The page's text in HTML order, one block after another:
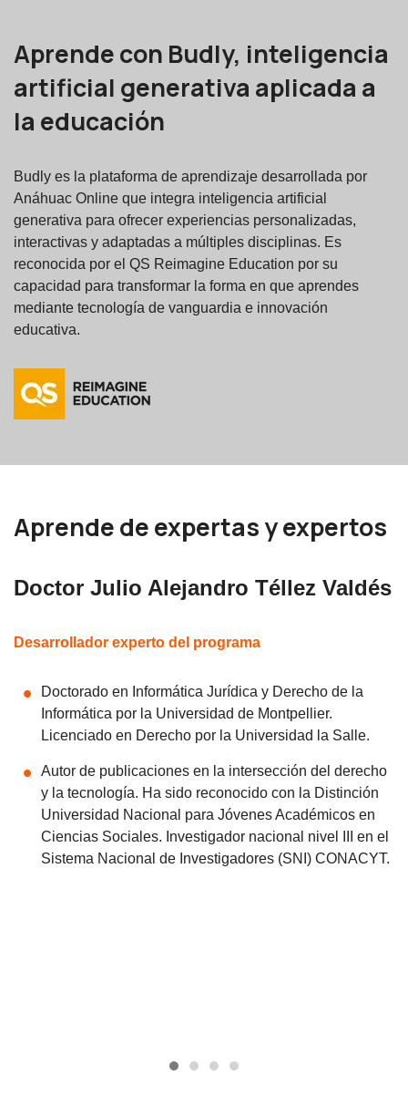
Aprende con Budly, inteligencia
artificial generativa aplicada a
la educación
Budly es la plataforma de aprendizaje desarrollada por
Anáhuac Online que integra inteligencia artificial
generativa para ofrecer experiencias personalizadas,
interactivas y adaptadas a múltiples disciplinas. Es
reconocida por el QS Reimagine Education por su
capacidad para transformar la forma en que aprendes
mediante tecnología de vanguardia e innovación
educativa.
Aprende de expertas y expertos
Doctor Julio Alejandro Téllez Valdés
Desarrollador experto del programa
Doctorado en Informática Jurídica y Derecho de la
Informática por la Universidad de Montpellier.
Licenciado en Derecho por la Universidad la Salle.
Autor de publicaciones en la intersección del derecho
y la tecnología. Ha sido reconocido con la Distinción
Universidad Nacional para Jóvenes Académicos en
Ciencias Sociales. Investigador nacional nivel III en el
Sistema Nacional de Investigadores (SNI) CONACYT.